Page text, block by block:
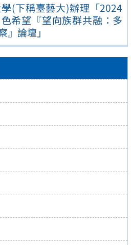
(下稱臺藝大)辦理「2024
希望『望向族群共融：多
』論壇」